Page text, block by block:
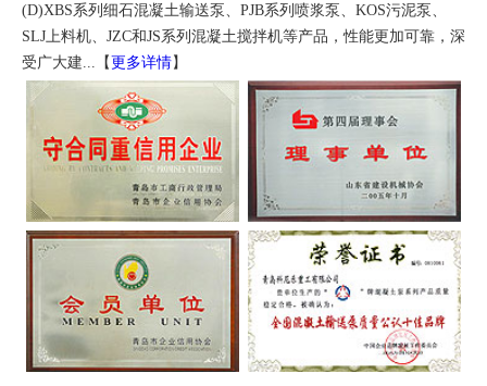
(D)XBS系列细石混凝土输送泵、PJB系列喷浆泵、KOS污泥泵、
SLJ上料机、JZC和JS系列混凝土搅拌机等产品，性能更加可靠，深
受广大建...【 更多详情】